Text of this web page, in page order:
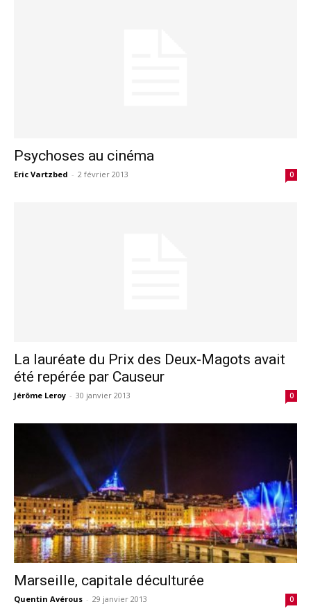
Psychoses au cinéma
Eric Vartzbed - 2 février 2013 0
La lauréate du Prix des Deux-Magots avait
été repérée par Causeur
Jérôme Leroy - 30 janvier 2013 0
Marseille, capitale déculturée
Quentin Avérous - 29 janvier 2013 0